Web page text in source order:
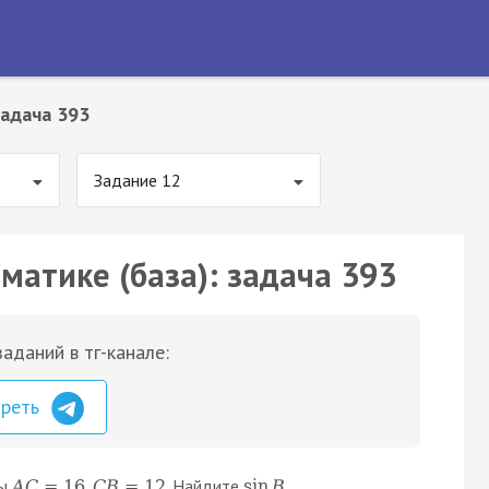
393
Задание 12
(база): задача 393
в тг-канале: